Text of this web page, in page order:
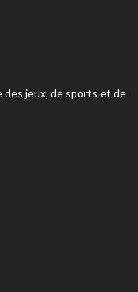
des jeux, de sports et de